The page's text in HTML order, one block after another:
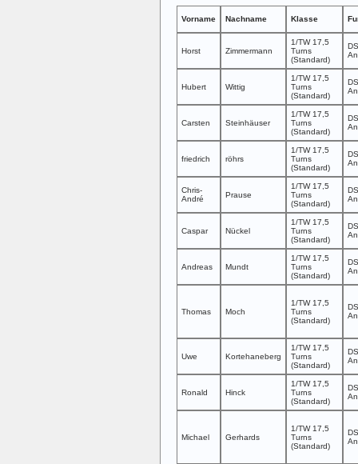
Vorname Nachname Klasse
Horst Zimmermann
1/TW 17,5
Turns
(Standard)
Hubert Wittig
1/TW 17,5
Turns
(Standard)
Carsten Steinhäuser
1/TW 17,5
Turns
(Standard)
friedrich röhrs
1/TW 17,5
Turns
(Standard)
Chris-
André
Prause
1/TW 17,5
Turns
(Standard)
Caspar Nückel
1/TW 17,5
Turns
(Standard)
Andreas Mundt
1/TW 17,5
Turns
(Standard)
Thomas Moch
1/TW 17,5
Turns
(Standard)
Uwe Kortehaneberg
1/TW 17,5
Turns
(Standard)
Ronald Hinck
1/TW 17,5
Turns
(Standard)
Michael Gerhards
1/TW 17,5
Turns
(Standard)